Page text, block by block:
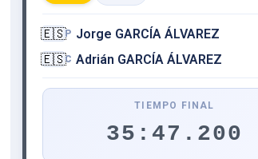
🇪🇸P Jorge GARCÍA ÁLVAREZ
🇪🇸C Adrián GARCÍA ÁLVAREZ
TIEMPO FINAL
35:47.200